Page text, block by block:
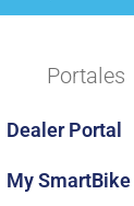
Portales
Dealer Portal
My SmartBike